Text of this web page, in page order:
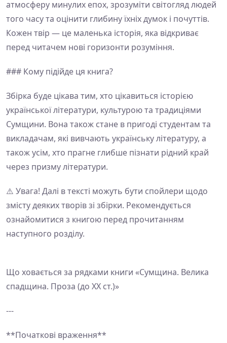
атмосферу минулих епох, зрозуміти світогляд людей
того часу та оцінити глибину їхніх думок і почуттів.
Кожен твір — це маленька історія, яка відкриває
перед читачем нові горизонти розуміння.
### Кому підійде ця книга?
Збірка буде цікава тим, хто цікавиться історією
української літератури, культурою та традиціями
Сумщини. Вона також стане в пригоді студентам та
викладачам, які вивчають українську літературу, а
також усім, хто прагне глибше пізнати рідний край
через призму літератури.
⚠️ Увага! Далі в тексті можуть бути спойлери щодо
змісту деяких творів зі збірки. Рекомендується
ознайомитися з книгою перед прочитанням
наступного розділу.
Що ховається за рядками книги «Сумщина. Велика
спадщина. Проза (до ХХ ст.)»
---
**Початкові враження**